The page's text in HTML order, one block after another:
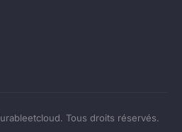
Tous droits réservés.